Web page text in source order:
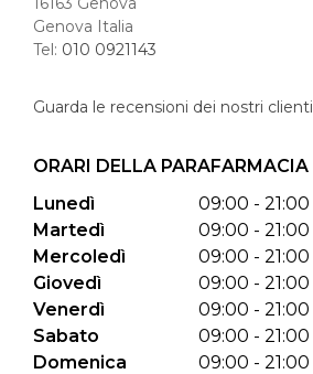
Genova Italia
Tel: 010 0921143
Guarda le recensioni dei nostri clienti
ORARI DELLA PARAFARMACIA
Lunedì
09:00 - 21:00
Martedì
09:00 - 21:00
Mercoledì
09:00 - 21:00
Giovedì
09:00 - 21:00
Venerdì
09:00 - 21:00
Sabato
09:00 - 21:00
Domenica
09:00 - 21:00